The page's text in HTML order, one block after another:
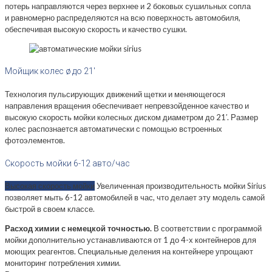
потерь направляются через верхнее и 2 боковых сушильных сопла
и равномерно распределяются на всю поверхность автомобиля,
обеспечивая высокую скорость и качество сушки.
Мойщик колес ø до 21′
Технология пульсирующих движений щетки и меняющегося
направления вращения обеспечивает непревзойденное качество и
высокую скорость мойки колесных диском диаметром до 21′. Размер
колес распознается автоматически с помощью встроенных
фотоэлементов.
Скорость мойки 6-12 авто/час
Высокая скорость мойки Увеличенная производительность мойки Sirius
позволяет мыть 6-12 автомобилей в час, что делает эту модель самой
быстрой в своем классе.
Расход химии с немецкой точностью. В соответствии с программой
мойки дополнительно устанавливаются от 1 до 4-х контейнеров для
моющих реагентов. Специальные деления на контейнере упрощают
мониторинг потребления химии.